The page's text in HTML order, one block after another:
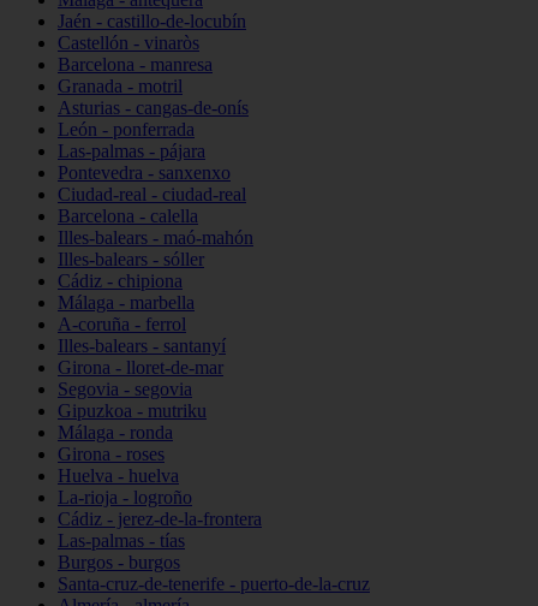
Jaén - castillo-de-locubín
Castellón - vinaròs
Barcelona - manresa
Granada - motril
Asturias - cangas-de-onís
León - ponferrada
Las-palmas - pájara
Pontevedra - sanxenxo
Ciudad-real - ciudad-real
Barcelona - calella
Illes-balears - maó-mahón
Illes-balears - sóller
Cádiz - chipiona
Málaga - marbella
A-coruña - ferrol
Illes-balears - santanyí
Girona - lloret-de-mar
Segovia - segovia
Gipuzkoa - mutriku
Málaga - ronda
Girona - roses
Huelva - huelva
La-rioja - logroño
Cádiz - jerez-de-la-frontera
Las-palmas - tías
Burgos - burgos
Santa-cruz-de-tenerife - puerto-de-la-cruz